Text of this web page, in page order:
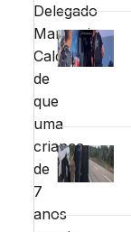
Delegado
Marconi
Caldas
de
que
uma
criança
de
7
anos